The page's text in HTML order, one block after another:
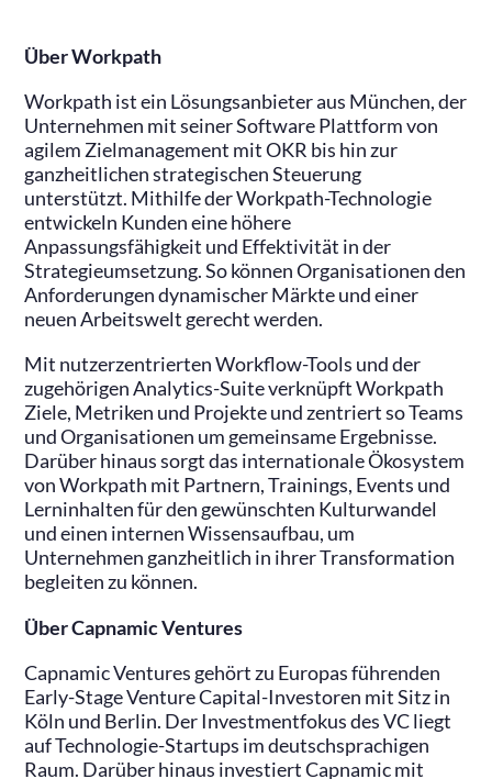
Über Workpath
Workpath ist ein Lösungsanbieter aus München, der
Unternehmen mit seiner Software Plattform von
agilem Zielmanagement mit OKR bis hin zur
ganzheitlichen strategischen Steuerung
unterstützt. Mithilfe der Workpath-Technologie
entwickeln Kunden eine höhere
Anpassungsfähigkeit und Effektivität in der
Strategieumsetzung. So können Organisationen den
Anforderungen dynamischer Märkte und einer
neuen Arbeitswelt gerecht werden.
Mit nutzerzentrierten Workflow-Tools und der
zugehörigen Analytics-Suite verknüpft Workpath
Ziele, Metriken und Projekte und zentriert so Teams
und Organisationen um gemeinsame Ergebnisse.
Darüber hinaus sorgt das internationale Ökosystem
von Workpath mit Partnern, Trainings, Events und
Lerninhalten für den gewünschten Kulturwandel
und einen internen Wissensaufbau, um
Unternehmen ganzheitlich in ihrer Transformation
begleiten zu können.
Über Capnamic Ventures
Capnamic Ventures gehört zu Europas führenden
Early-Stage Venture Capital-Investoren mit Sitz in
Köln und Berlin. Der Investmentfokus des VC liegt
auf Technologie-Startups im deutschsprachigen
Raum. Darüber hinaus investiert Capnamic mit